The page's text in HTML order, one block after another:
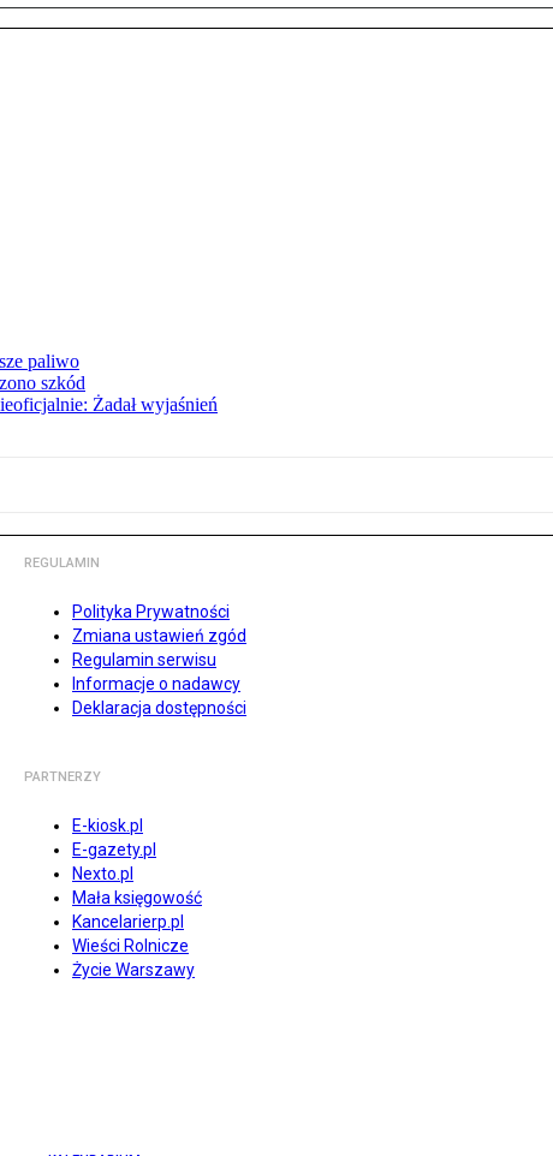
paliwo
szkód
Żadał wyjaśnień
REGULAMIN
Polityka Prywatności
Zmiana ustawień zgód
Regulamin serwisu
Informacje o nadawcy
Deklaracja dostępności
PARTNERZY
E-kiosk.pl
E-gazety.pl
Nexto.pl
Mała księgowość
Kancelarierp.pl
Wieści Rolnicze
Życie Warszawy